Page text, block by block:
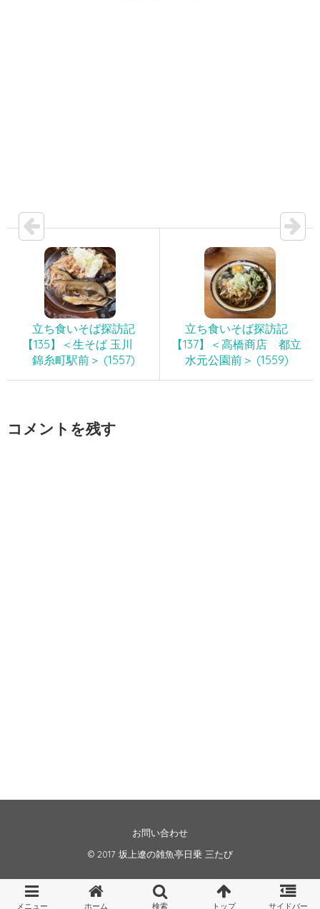
立ち食いそば探訪記
【135】＜生そば 玉川
錦糸町駅前＞ (1557)
立ち食いそば探訪記
【137】＜高橋商店 都立
水元公園前＞ (1559)
コメントを残す
お問い合わせ
© 2017 坂上遼の雑魚亭日乗 三たび